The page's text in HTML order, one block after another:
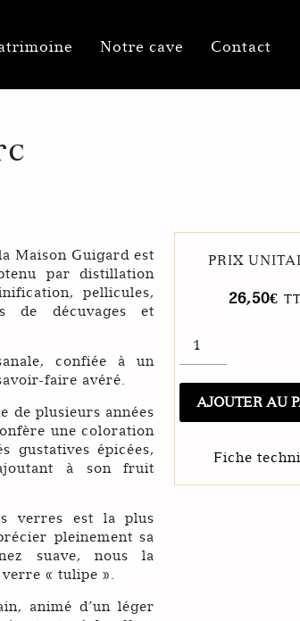
Notre cave Contact
Maison Guigard est
par distillation
pellicules,
de décuvages et
confiée à un
faire avéré.
de plusieurs années
une coloration
gustatives épicées,
à son fruit
verres est la plus
pleinement sa
suave, nous la
« tulipe ».
animé d’un léger
PRIX
26,50€
Eau
marc
AJOUTER AU
Fiche